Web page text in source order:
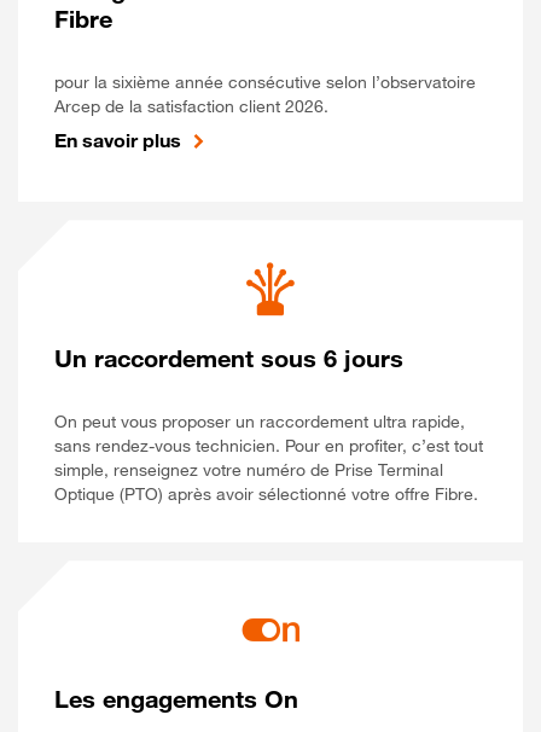
Fibre
pour la sixième année consécutive selon l’observatoire
Arcep de la satisfaction client 2026.
En savoir plus
Un raccordement sous 6 jours
On peut vous proposer un raccordement ultra rapide,
sans rendez-vous technicien. Pour en profiter, c’est tout
simple, renseignez votre numéro de Prise Terminal
Optique (PTO) après avoir sélectionné votre offre Fibre.
Les engagements On